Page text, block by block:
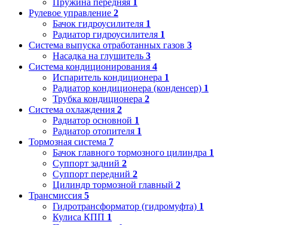
Рулевое управление 2
Бачок гидроусилителя 1
Радиатор гидроусилителя 1
Система выпуска отработанных газов 3
Насадка на глушитель 3
Система кондиционирования 4
Испаритель кондиционера 1
Радиатор кондиционера (конденсер) 1
Трубка кондиционера 2
Система охлаждения 2
Радиатор основной 1
Радиатор отопителя 1
Тормозная система 7
Бачок главного тормозного цилиндра 1
Суппорт задний 2
Суппорт передний 2
Цилиндр тормозной главный 2
Трансмиссия 5
Гидротрансформатор (гидромуфта) 1
Кулиса КПП 1